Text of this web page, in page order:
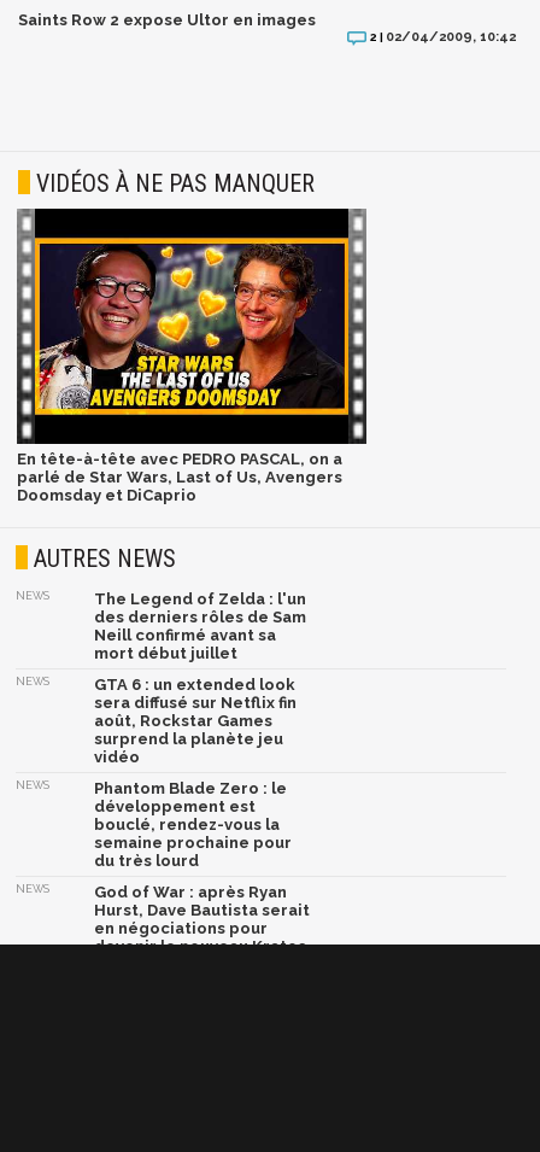
Saints Row 2 expose Ultor en images
2 | 02/04/2009, 10:42
VIDÉOS À NE PAS MANQUER
En tête-à-tête avec PEDRO PASCAL, on a
parlé de Star Wars, Last of Us, Avengers
Doomsday et DiCaprio
AUTRES NEWS
NEWS
The Legend of Zelda : l'un
des derniers rôles de Sam
Neill confirmé avant sa
mort début juillet
NEWS
GTA 6 : un extended look
sera diffusé sur Netflix fin
août, Rockstar Games
surprend la planète jeu
vidéo
NEWS
Phantom Blade Zero : le
développement est
bouclé, rendez-vous la
semaine prochaine pour
du très lourd
NEWS
God of War : après Ryan
Hurst, Dave Bautista serait
en négociations pour
devenir le nouveau Kratos